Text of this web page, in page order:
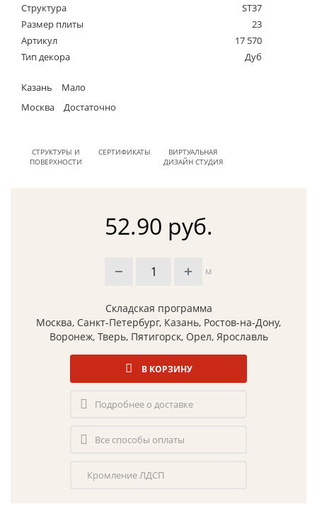
Структура
ST37
Размер плиты
23
Артикул
17 570
Тип декора
Дуб
Казань
Мало
Москва
Достаточно
СТРУКТУРЫ И
ПОВЕРХНОСТИ
СЕРТИФИКАТЫ
ВИРТУАЛЬНАЯ
ДИЗАЙН СТУДИЯ
52.90 руб.
м
Складская программа
Москва, Санкт-Петербург, Казань, Ростов-на-Дону,
Воронеж, Тверь, Пятигорск, Орел, Ярославль
В КОРЗИНУ
Подробнее о доставке
Все способы оплаты
Кромление ЛДСП